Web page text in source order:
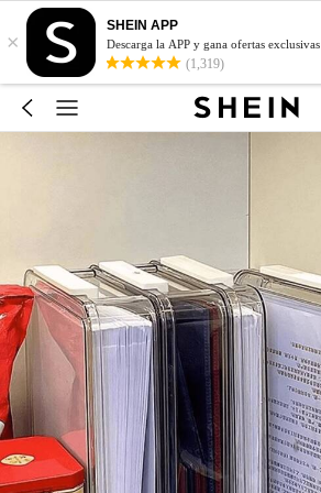
×
SHEIN APP
Descarga la APP y gana ofertas exclusivas
(1,319)